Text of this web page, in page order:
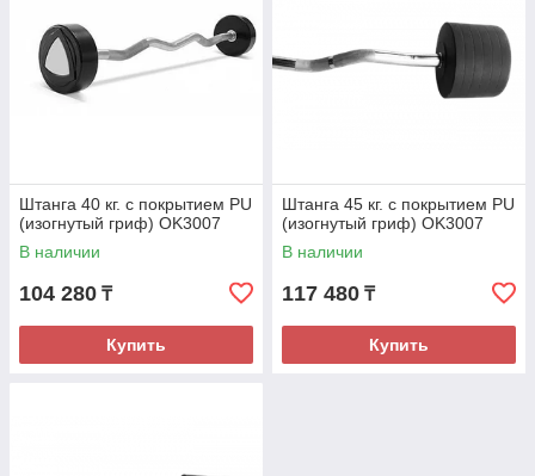
Штанга 40 кг. с покрытием PU
(изогнутый гриф) OK3007
В наличии
104 280 ₸
Купить
Штанга 45 кг. с покрытием PU
(изогнутый гриф) OK3007
В наличии
117 480 ₸
Купить